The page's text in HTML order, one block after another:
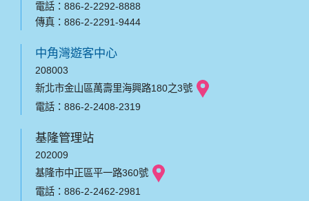
電話：886-2-2292-8888
傳真：886-2-2291-9444
中角灣遊客中心
208003
新北市金山區萬壽里海興路180之3號
電話：886-2-2408-2319
基隆管理站
202009
基隆市中正區平一路360號
電話：886-2-2462-2981